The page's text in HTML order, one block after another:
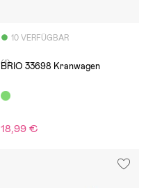
10 VERFÜGBAR
(1)
BRIO 33698 Kranwagen
18,99 €